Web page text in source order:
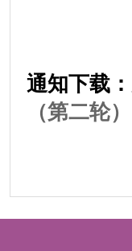
通知下载：
（第二轮）